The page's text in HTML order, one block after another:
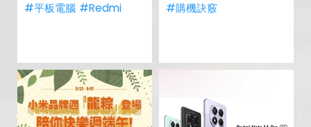
#平板電腦 #Redmi
#購機訣竅